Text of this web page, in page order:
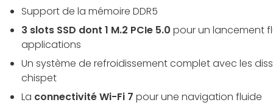
Support de la mémoire DDR5
3 slots SSD dont 1 M.2 PCIe 5.0 pour un lancement
applications
Un système de refroidissement complet avec les
chispet
La connectivité Wi-Fi 7 pour une navigation fluide